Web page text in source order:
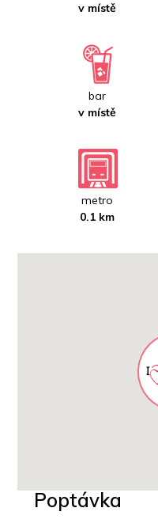
v místě
bar
v místě
metro
0.1 km
Poptávka